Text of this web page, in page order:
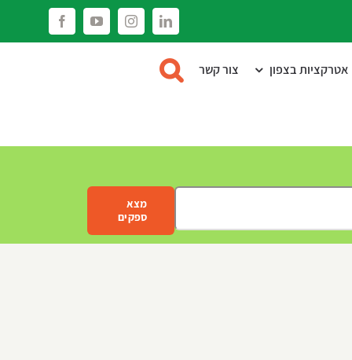
LinkedIn
Instagram
YouTube
Facebook
אטרקציות בצפון צור קשר
מצא
ספקים